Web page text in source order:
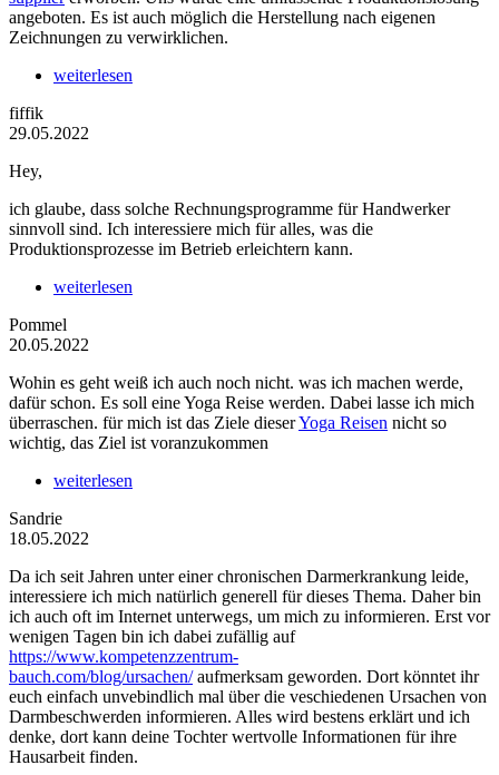
angeboten. Es ist auch möglich die Herstellung nach eigenen
Zeichnungen zu verwirklichen.
weiterlesen
fiffik
29.05.2022
Hey,
ich glaube, dass solche Rechnungsprogramme für Handwerker
sinnvoll sind. Ich interessiere mich für alles, was die
Produktionsprozesse im Betrieb erleichtern kann.
weiterlesen
Pommel
20.05.2022
Wohin es geht weiß ich auch noch nicht. was ich machen werde,
dafür schon. Es soll eine Yoga Reise werden. Dabei lasse ich mich
überraschen. für mich ist das Ziele dieserYoga Reisen nicht so
wichtig, das Ziel ist voranzukommen
weiterlesen
Sandrie
18.05.2022
Da ich seit Jahren unter einer chronischen Darmerkrankung leide,
interessiere ich mich natürlich generell für dieses Thema. Daher bin
ich auch oft im Internet unterwegs, um mich zu informieren. Erst vor
wenigen Tagen bin ich dabei zufällig auf
https://www.kompetenzzentrum-
bauch.com/blog/ursachen/aufmerksam geworden. Dort könntet ihr
euch einfach unvebindlich mal über die veschiedenen Ursachen von
Darmbeschwerden informieren. Alles wird bestens erklärt und ich
denke, dort kann deine Tochter wertvolle Informationen für ihre
Hausarbeit finden.